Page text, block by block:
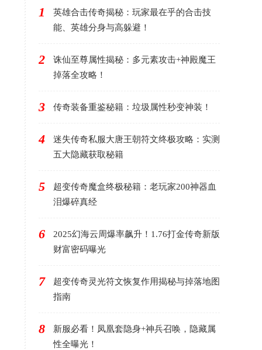
1
英雄合击传奇揭秘：玩家最在乎的合击技
能、英雄分身与高躲避！
2
诛仙至尊属性揭秘：多元素攻击+神殿魔王
掉落全攻略！
3 传奇装备重鉴秘籍：垃圾属性秒变神装！
4
迷失传奇私服大唐王朝符文终极攻略：实测
五大隐藏获取秘籍
5
超变传奇魔盒终极秘籍：老玩家200神器血
泪爆碎真经
6
2025幻海云周爆率飙升！1.76打金传奇新版
财富密码曝光
7
超变传奇灵光符文恢复作用揭秘与掉落地图
指南
8
新服必看！凤凰套隐身+神兵召唤，隐藏属
性全曝光！